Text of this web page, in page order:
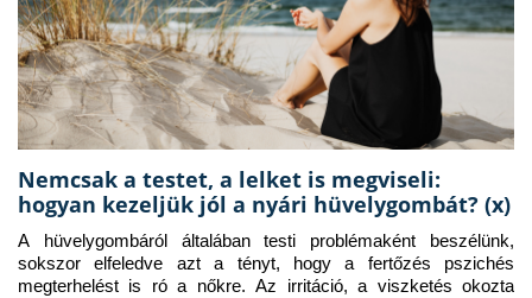
Nemcsak a testet, a lelket is megviseli:
hogyan kezeljük jól a nyári hüvelygombát? (x)
A hüvelygombáról általában testi problémaként beszélünk,
sokszor elfeledve azt a tényt, hogy a fertőzés pszichés
megterhelést is ró a nőkre. Az irritáció, a viszketés okozta